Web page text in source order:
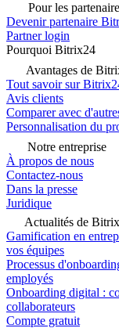
Pour les
Devenir partenaire
Partner login
Pourquoi Bitrix24
Avantages de
Tout savoir sur
Avis clients
Comparer avec
Personnalisation du
Notre entreprise
À propos de nous
Contactez-nous
Dans la presse
Juridique
Actualités de
Gamification en
vos équipes
Processus
employés
Onboarding digital :
collaborateurs
Compte gratuit